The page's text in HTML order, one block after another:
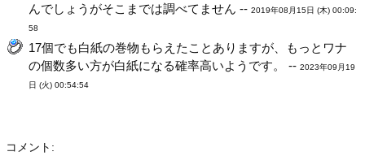
んでしょうがそこまでは調べてません --2019年08月15日 (木) 00:09:
58
17個でも白紙の巻物もらえたことありますが、もっとワナ
の個数多い方が白紙になる確率高いようです。 --2023年09月19
日 (火) 00:54:54
コメント: